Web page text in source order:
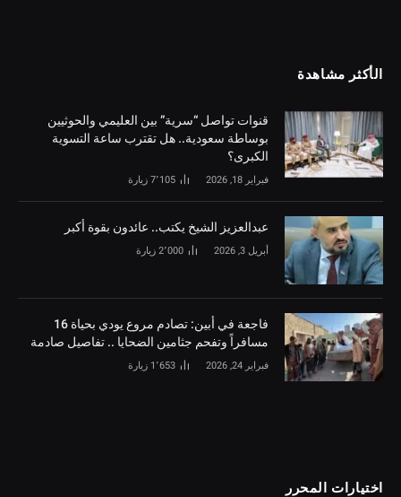
الأكثر مشاهدة
قنوات تواصل “سرية” بين العليمي والحوثيين
بوساطة سعودية.. هل تقترب ساعة التسوية
الكبرى؟
فبراير 18, 2026 7٬105 زيارة
‏عبدالعزيز الشيخ يكتب.. عائدون بقوة أكبر
أبريل 3, 2026 2٬000 زيارة
فاجعة في أبين: تصادم مروع يودي بحياة 16
مسافراً وتفحم جثامين الضحايا .. تفاصيل صادمة
فبراير 24, 2026 1٬653 زيارة
اختيارات المحرر